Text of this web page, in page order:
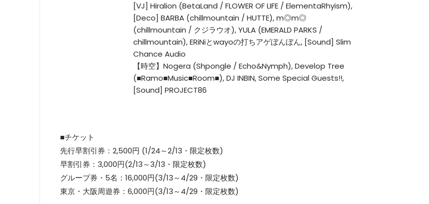
[VJ] Hiralion (BetaLand / FLOWER OF LIFE / ElementaRhyism),
[Deco] BARBA (chillmountain / HUTTE), m◎m◎
(chillmountain / クジラウオ), YULA (EMERALD PARKS /
chillmountain), ERiNiとwayoの打ちアゲぼんぼん, [Sound] Slim
Chance Audio
【時空】Nogera (Shpongle / Echo&Nymph), Develop Tree
(■Ramo■Music■Room■), DJ INBIN, Some Special Guests!!,
[Sound] PROJECT86
■チケット
先行早割引券：2,500円 (1/24～2/13・限定枚数)
早割引券：3,000円(2/13～3/13・限定枚数)
グループ券・5名：16,000円(3/13～4/29・限定枚数)
東京・大阪周遊券：6,000円(3/13～4/29・限定枚数)